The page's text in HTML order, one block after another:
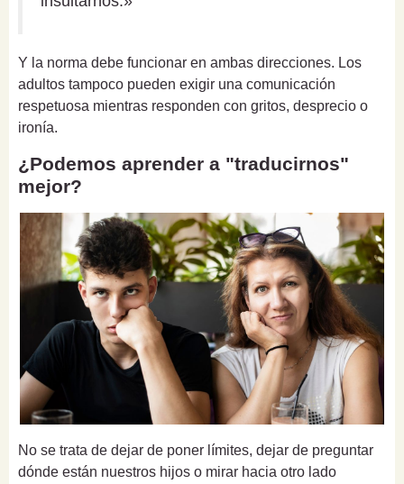
Y la norma debe funcionar en ambas direcciones. Los
adultos tampoco pueden exigir una comunicación
respetuosa mientras responden con gritos, desprecio o
ironía.
¿Podemos aprender a "traducirnos"
mejor?
No se trata de dejar de poner límites, dejar de preguntar
dónde están nuestros hijos o mirar hacia otro lado